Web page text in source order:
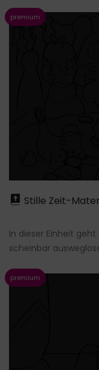
Stille Zeit-
In dieser Einheit
scheinbar